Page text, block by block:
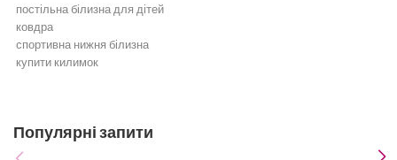
постільна білизна для дітей
ковдра
спортивна нижня білизна
купити килимок
Бірюзова постільна білизна
Бордова постільна білизна
Популярні запити